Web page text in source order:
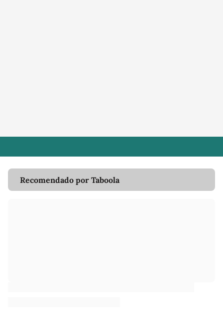
Recomendado por Taboola